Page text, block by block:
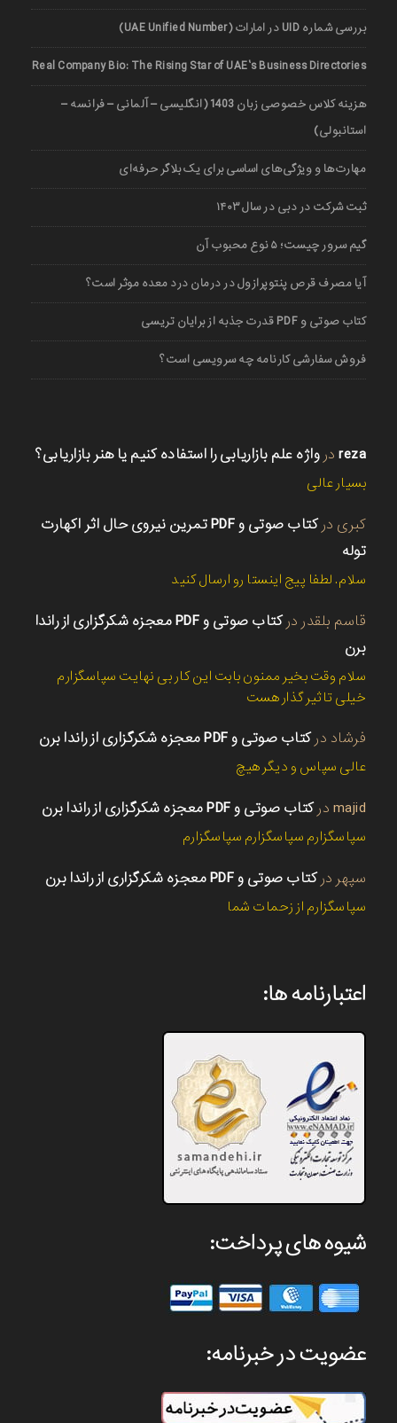
بررسی شماره UID در امارات (UAE Unified Number)
Real Company Bio: The Rising Star of UAE’s Business Directories
هزینه کلاس خصوصی زبان 1403 (انگلیسی – آلمانی – فرانسه –
استانبولی)
مهارت‌ها و ویژگی‌های اساسی برای یک بلاگر حرفه‌ای
ثبت شرکت در دبی در سال ۱۴۰۳
گیم سرور چیست؛ ۵ نوع محبوب آن
آیا مصرف قرص پنتوپرازول در درمان درد معده موثر است؟
کتاب صوتی و PDF قدرت جذبه از برایان تریسی
فروش سفارشی کارنامه چه سرویسی است؟
reza در واژه علم بازاریابی را استفاده کنیم یا هنر بازاریابی؟
بسیار عالی
کبری در
کتاب صوتی و PDF تمرین نیروی حال اثر اکهارت
توله
سلام. لطفا پیج اینستا رو ارسال کنید
قاسم بلقدر در
کتاب صوتی و PDF معجزه شکرگزاری از راندا
برن
سلام وقت بخیر ممنون بابت این کار بی نهایت سپاسگزارم
خیلی تاثیر گذار هست
فرشاد درکتاب صوتی و PDF معجزه شکرگزاری از راندا برن
عالی سپاس و دیگر هیچ
majid درکتاب صوتی و PDF معجزه شکرگزاری از راندا برن
سپاسگزارم سپاسگزارم سپاسگزارم
سپهر درکتاب صوتی و PDF معجزه شکرگزاری از راندا برن
سپاسگزارم از زحمات شما
اعتبارنامه ها:
شیوه های پرداخت:
عضویت در خبرنامه: